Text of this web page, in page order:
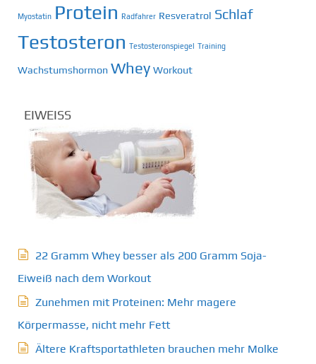
Myostatin Protein Radfahrer Resveratrol Schlaf
Testosteron Testosteronspiegel Training
Wachstumshormon Whey Workout
EIWEISS
22 Gramm Whey besser als 200 Gramm Soja-
Eiweiß nach dem Workout
Zunehmen mit Proteinen: Mehr magere
Körpermasse, nicht mehr Fett
Ältere Kraftsportathleten brauchen mehr Molke